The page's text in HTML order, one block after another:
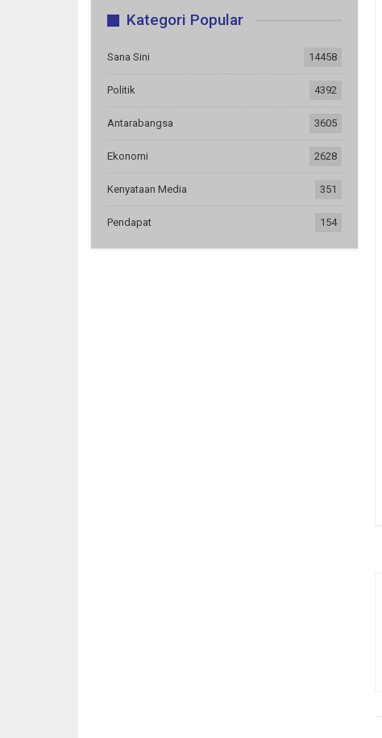
Kategori Popular
Sana Sini 14458
Politik 4392
Antarabangsa 3605
Ekonomi 2628
Kenyataan Media 351
Pendapat 154